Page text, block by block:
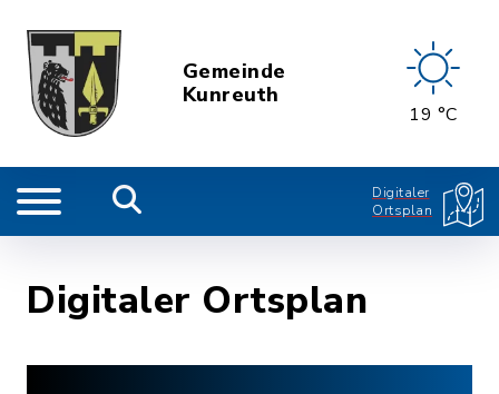
Gemeinde
Kunreuth
19 °C
Digitaler
Ortsplan
Digitaler Ortsplan